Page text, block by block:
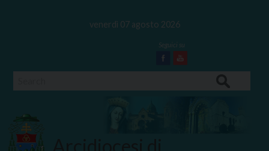
venerdì 07 agosto 2026
Facebook
Youtube